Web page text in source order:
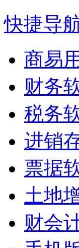
快捷导
商易
财务
税务
进销
票据
土地
财会